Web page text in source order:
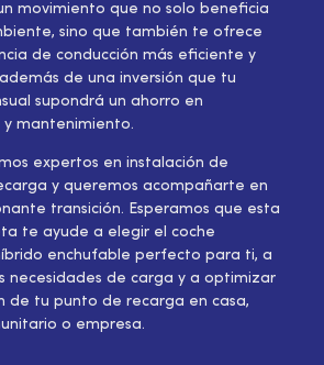
movimiento que no solo beneficia
sino que también te ofrece
de conducción más eficiente y
de una inversión que tu
supondrá un ahorro en
y mantenimiento.
expertos en instalación de
y queremos acompañarte en
transición. Esperamos que esta
te ayude a elegir el coche
enchufable perfecto para ti, a
necesidades de carga y a optimizar
de tu punto de recarga en casa,
o empresa.